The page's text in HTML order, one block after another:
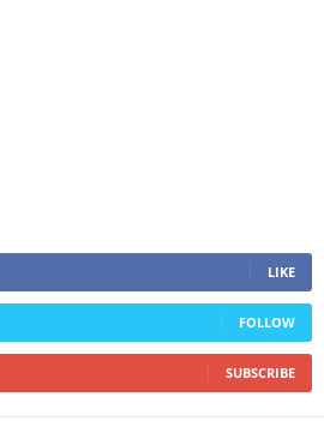
LIKE
FOLLOW
SUBSCRIBE